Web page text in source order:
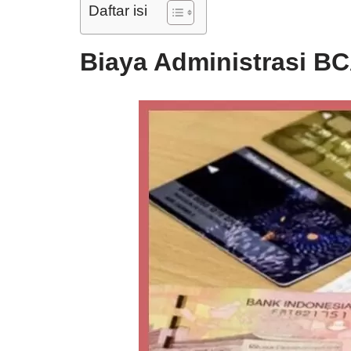
Daftar isi
Biaya Administrasi